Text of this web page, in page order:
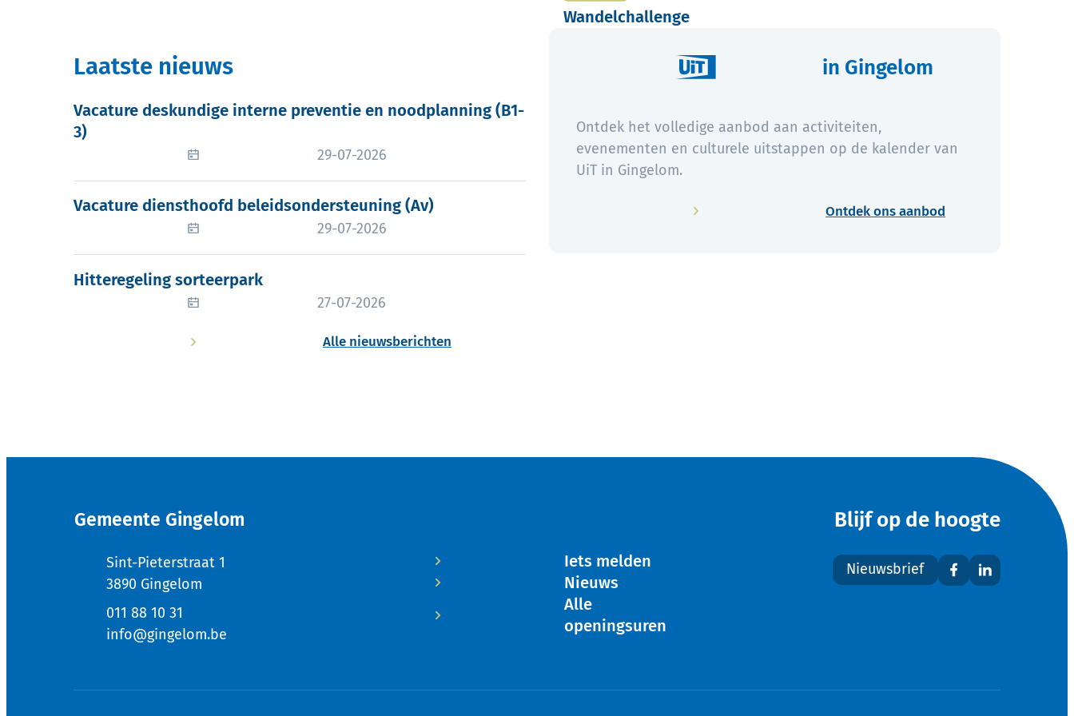
Wandelchallenge
Laatste nieuws
Vacature deskundige interne preventie en noodplanning (B1-3)
Vacature deskundige interne preventie en noodplanning (B1-
3)
Gepubliceerd op
29-07-2026
Vacature diensthoofd beleidsondersteuning (Av)
Vacature diensthoofd beleidsondersteuning (Av)
Gepubliceerd op
29-07-2026
Hitteregeling sorteerpark
Hitteregeling sorteerpark
Gepubliceerd op
27-07-2026
Alle nieuwsberichten
UiT
in Gingelom
Ontdek het volledige aanbod aan activiteiten,
evenementen en culturele uitstappen op de kalender van
UiT in Gingelom.
Ontdek ons aanbod
Contact & openingsuren
Gemeente Gingelom
AdresSint-Pieterstraat 1
,3890 Gingelom
011 88 10 31
E-mailinfo@gingelom.be
Iets melden
Nieuws
Alle
openingsuren
Blijf op de hoogte
Nieuwsbrief
FacebookLinkedIn